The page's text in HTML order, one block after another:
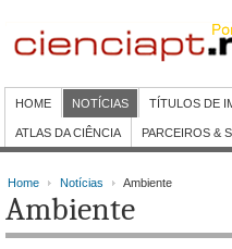
HOME NOTÍCIAS TÍTULOS DE
ATLAS DA CIÊNCIA PARCEIROS &
Home Notícias Ambiente
Ambiente